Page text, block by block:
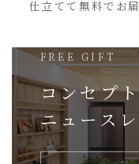
仕立てて無料でお届
FREE GIFT
コンセプ
ニュース